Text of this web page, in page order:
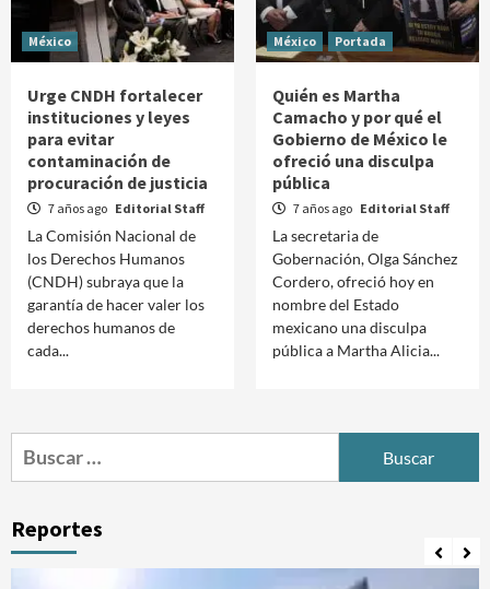
México
Urge CNDH fortalecer
instituciones y leyes
para evitar
contaminación de
procuración de justicia
7 años ago Editorial Staff
La Comisión Nacional de
los Derechos Humanos
(CNDH) subraya que la
garantía de hacer valer los
derechos humanos de
cada...
México Portada
Quién es Martha
Camacho y por qué el
Gobierno de México le
ofreció una disculpa
pública
7 años ago Editorial Staff
La secretaria de
Gobernación, Olga Sánchez
Cordero, ofreció hoy en
nombre del Estado
mexicano una disculpa
pública a Martha Alicia...
Buscar:
Reportes